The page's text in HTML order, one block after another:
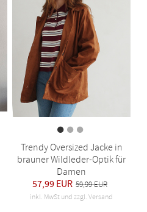
Trendy Oversized Jacke in
brauner Wildleder-Optik für
Damen
57,99 EUR 59,99 EUR
inkl. MwSt und zzgl. Versand